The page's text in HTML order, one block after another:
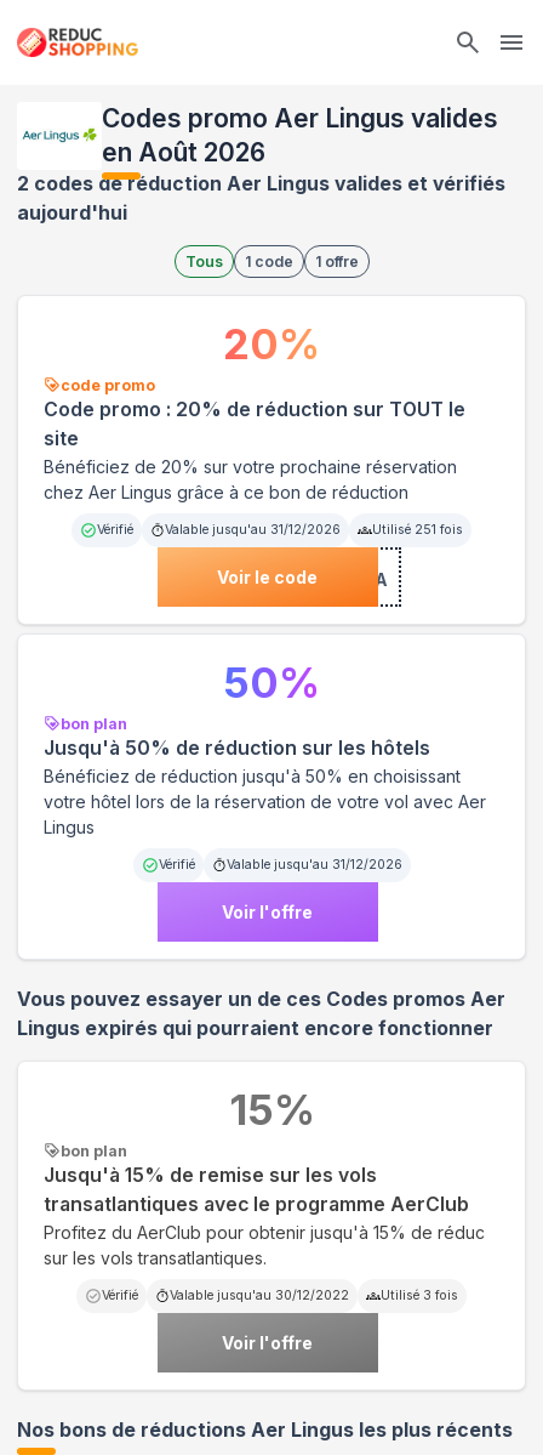
Codes promo Aer Lingus valides
en Août 2026
2 codes de réduction Aer Lingus valides et vérifiés
aujourd'hui
Tous 1 code 1 offre
code promo
Code promo : 20% de réduction sur TOUT le
site
Bénéficiez de 20% sur votre prochaine réservation
chez Aer Lingus grâce à ce bon de réduction
Vérifié Valable jusqu'au 31/12/2026 Utilisé 251 fois
Voir le code***WTY2USA
20%
bon plan
Jusqu'à 50% de réduction sur les hôtels
Bénéficiez de réduction jusqu'à 50% en choisissant
votre hôtel lors de la réservation de votre vol avec Aer
Lingus
Vérifié Valable jusqu'au 31/12/2026
Voir l'offre
50%
Vous pouvez essayer un de ces Codes promos Aer
Lingus expirés qui pourraient encore fonctionner
bon plan
Jusqu'à 15% de remise sur les vols
transatlantiques avec le programme AerClub
Profitez du AerClub pour obtenir jusqu'à 15% de réduc
sur les vols transatlantiques.
Vérifié Valable jusqu'au 30/12/2022 Utilisé 3 fois
Voir l'offre
15%
Nos bons de réductions Aer Lingus les plus récents